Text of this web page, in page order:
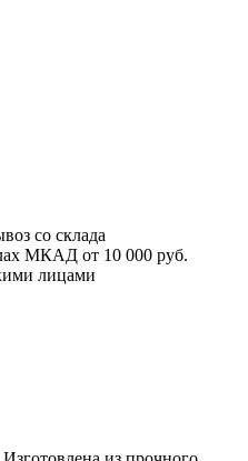
со склада
МКАД от 10 000 руб.
лицами